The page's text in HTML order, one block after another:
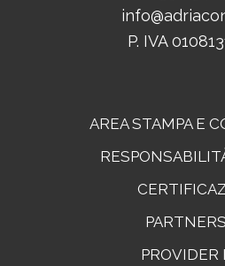
P. IVA
AREA STAMPA E
PROVIDER